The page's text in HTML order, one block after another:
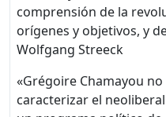
comprensión de la
orígenes y objetivos, y
Wolfgang Streeck
«Grégoire Chamayou
caracterizar el